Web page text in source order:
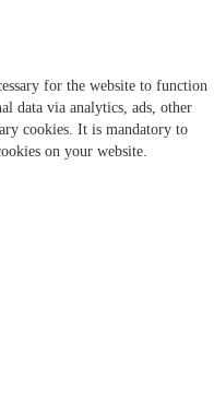
for the website to function
data via analytics, ads, other
cookies. It is mandatory to
on your website.